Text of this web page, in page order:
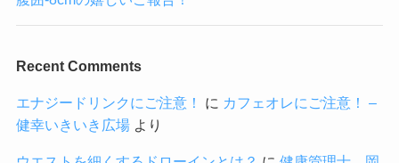
Recent Comments
エナジードリンクにご注意！ に カフェオレにご注意！ –
健幸いきいき広場より